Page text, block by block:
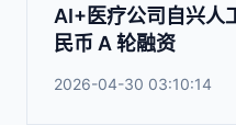
AI+医疗公司自兴人
民币 A 轮融资
2026-04-30 03:10:14